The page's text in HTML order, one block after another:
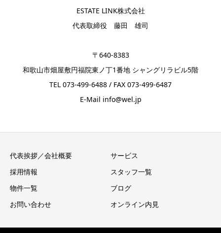
ESTATE LINK株式会社
代表取締役 藤田 雄司
〒640-8383
和歌山市畑屋敷円福院東ノ丁1番地 シャングリラビル5階
TEL 073-499-6488 / FAX 073-499-6487
E-Mail info@wel.jp
代表挨拶／会社概要
サービス
採用情報
スタッフ一覧
物件一覧
ブログ
お問い合わせ
オンライン内見